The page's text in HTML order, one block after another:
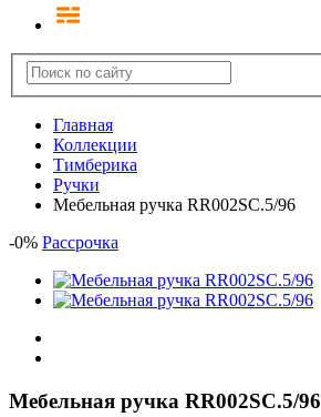
Главная
Коллекции
Тимберика
Ручки
Мебельная ручка RR002SC.5/96
-0% Рассрочка
Мебельная ручка RR002SC.5/96